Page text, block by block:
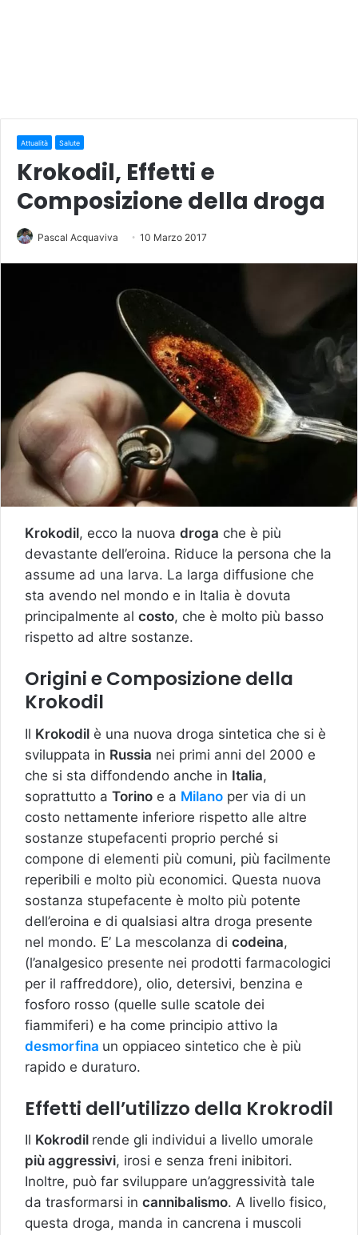
Attualità Salute
Krokodil, Effetti e
Composizione della droga
Pascal Acquaviva 10 Marzo 2017
Krokodil, ecco la nuova droga che è più
devastante dell’eroina. Riduce la persona che la
assume ad una larva. La larga diffusione che
sta avendo nel mondo e in Italia è dovuta
principalmente al costo, che è molto più basso
rispetto ad altre sostanze.
Origini e Composizione della
Krokodil
Il Krokodil è una nuova droga sintetica che si è
sviluppata in Russia nei primi anni del 2000 e
che si sta diffondendo anche in Italia,
soprattutto a Torino e a Milano per via di un
costo nettamente inferiore rispetto alle altre
sostanze stupefacenti proprio perché si
compone di elementi più comuni, più facilmente
reperibili e molto più economici. Questa nuova
sostanza stupefacente è molto più potente
dell’eroina e di qualsiasi altra droga presente
nel mondo. E’ La mescolanza di codeina,
(l’analgesico presente nei prodotti farmacologici
per il raffreddore), olio, detersivi, benzina e
fosforo rosso (quelle sulle scatole dei
fiammiferi) e ha come principio attivo la
desmorfina un oppiaceo sintetico che è più
rapido e duraturo.
Effetti dell’utilizzo della Krokrodil
Il Kokrodil rende gli individui a livello umorale
più aggressivi, irosi e senza freni inibitori.
Inoltre, può far sviluppare un’aggressività tale
da trasformarsi in cannibalismo. A livello fisico,
questa droga, manda in cancrena i muscoli